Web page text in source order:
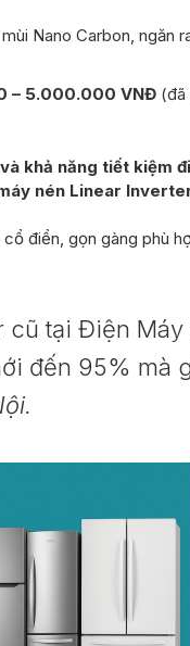
Nano Carbon, ngăn
– 5.000.000 VNĐ (đã
khả năng tiết kiệm
nén Linear
cổ điển, gọn gàng phù
cũ tại Điện
đến 95% mà